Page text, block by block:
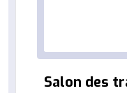
Salon des